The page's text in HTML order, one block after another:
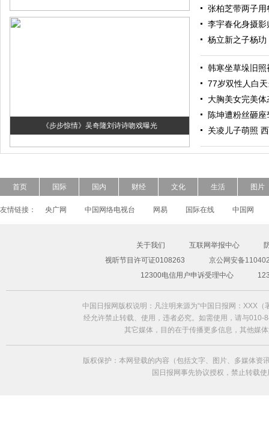
《步步惊情》吴奇隆刘诗诗吻戏曝光
超模Freja Beha演绎2014春夏形象大片
张柏芝带两子
李宇春化身摄
杨立新之子杨
韩寒坐草垛旧
77岁双性人白
大胸美女完美
陈坤遭粉丝砸
关凌儿子萌照
首页 国际 国内 财经 文化 生活 图片
友情链接： 央广网 中国网络电视台 网易 国际在线 中国网
关于我们 互联网举报中心
视听节目许可证0108263
京公网安备
12300电信用户申诉受理中心
中国日报网版权说明：凡注明来源为“中国日报网：XXX
经允许禁止转载、使用，违者必究。如需使用，请与010-
其它媒体，目的在于传播更多信息，其他媒
版权保护：本网登载的内容（包括文字、图片、多媒体
国日报网事先协议授权，禁止转载